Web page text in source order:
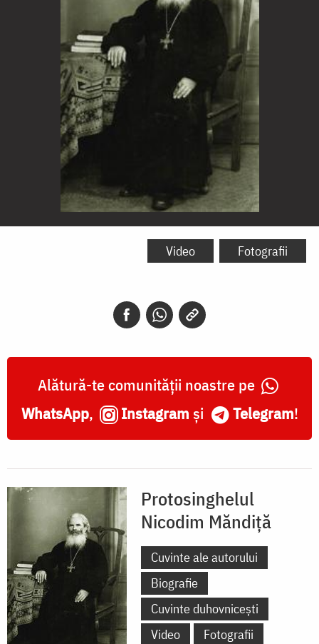
Părintele
Video Fotografii
Alătură-te comunității noastre pe
WhatsApp, Instagram și Telegram!
Protosinghelul
Nicodim Măndiță
Cuvinte ale autorului
Biografie
Cuvinte duhovnicești
Video
Fotografii